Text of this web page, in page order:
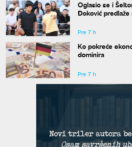
Oglasio se i
Đoković predlaže
Pre 7 h
Ko pokreće
dominira
Pre 7 h